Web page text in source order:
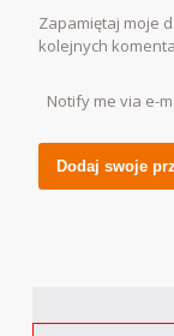
Zapamiętaj moje
kolejnych
Notify me via e-